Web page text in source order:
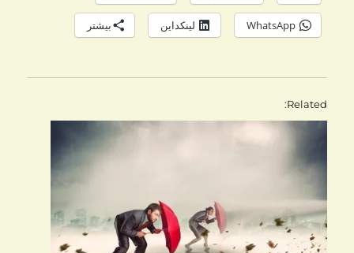
WhatsApp لینکداین بیشتر
Related